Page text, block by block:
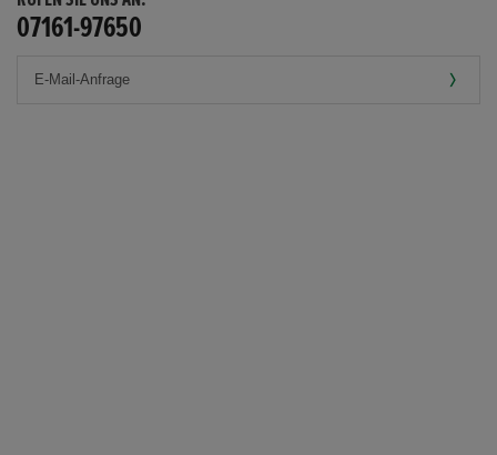
07161-97650